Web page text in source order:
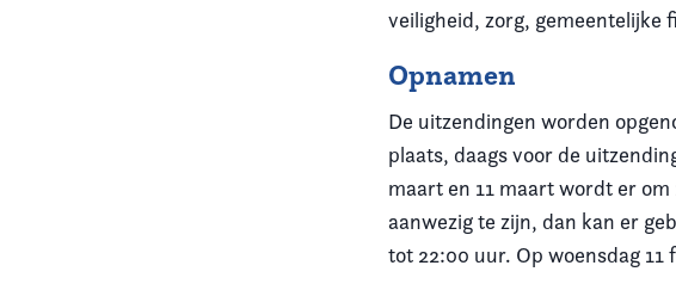
veiligheid, zorg, gemeentelijke
Opnamen
De uitzendingen worden
plaats, daags voor de
maart en 11 maart wordt er
aanwezig te zijn, dan kan er
tot 22:00 uur. Op woensdag